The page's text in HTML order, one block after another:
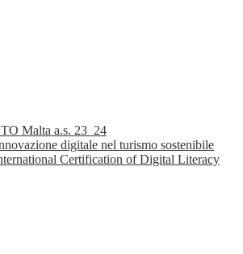
Malta a.s. 23_24
digitale nel turismo sostenibile
Certification of Digital Literacy